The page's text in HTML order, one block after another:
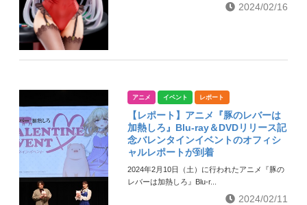
2024/02/16
アニメ イベント レポート
【レポート】アニメ『豚のレバーは
加熱しろ』Blu-ray＆DVDリリース記
念バレンタインイベントのオフィシ
ャルレポートが到着
2024年2月10日（土）に行われたアニメ『豚の
レバーは加熱しろ』Blu-r...
2024/02/11